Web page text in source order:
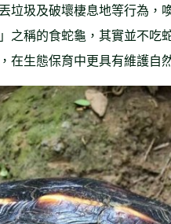
垃圾及破壞棲息地等行為，
之稱的食蛇龜，其實並不吃
在生態保育中更具有維護自